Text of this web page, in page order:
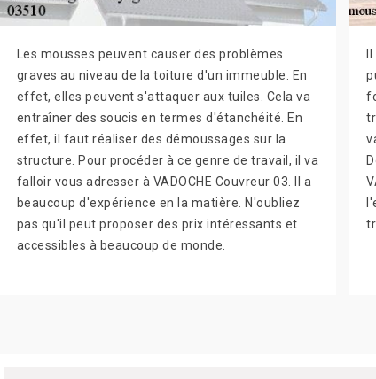
Les mousses peuvent causer des problèmes
graves au niveau de la toiture d'un immeuble. En
effet, elles peuvent s'attaquer aux tuiles. Cela va
entraîner des soucis en termes d'étanchéité. En
effet, il faut réaliser des démoussages sur la
structure. Pour procéder à ce genre de travail, il va
falloir vous adresser à VADOCHE Couvreur 03. Il a
beaucoup d'expérience en la matière. N'oubliez
pas qu'il peut proposer des prix intéressants et
accessibles à beaucoup de monde.